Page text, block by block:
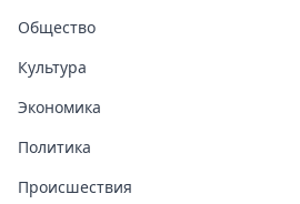
Общество
Культура
Экономика
Политика
Происшествия